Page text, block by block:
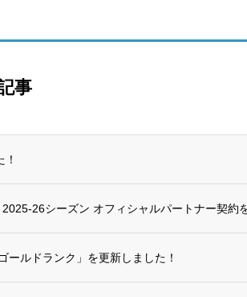
事
26シーズン オフィシャルパートナー契約
ールドランク」を更新しました！